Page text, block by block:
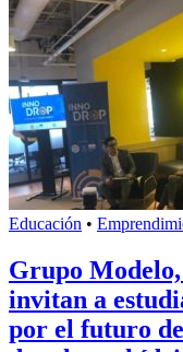
Educación •
Grupo
invitan a
por el futuro